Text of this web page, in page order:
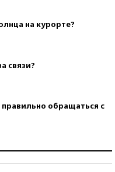
на курорте?
связи?
правильно обращаться с